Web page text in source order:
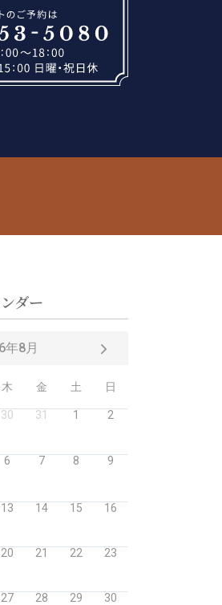
ダー
年8月
木 金 土 日
30 31 1 2
6 7 8 9
13 14 15 16
20 21 22 23
27 28 29 30